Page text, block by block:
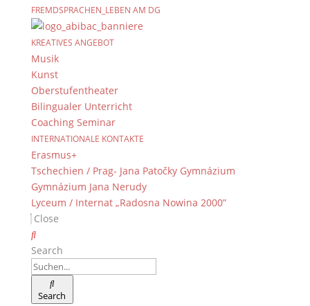
FREMDSPRACHEN_LEBEN AM DG
KREATIVES ANGEBOT
Musik
Kunst
Oberstufentheater
Bilingualer Unterricht
Coaching Seminar
INTERNATIONALE KONTAKTE
Erasmus+
Tschechien / Prag- Jana Patočky Gymnázium
Gymnázium Jana Nerudy
Lyceum / Internat „Radosna Nowina 2000”
Close
Search
Search